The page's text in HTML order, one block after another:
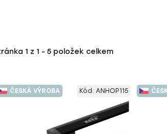
1 z 1 - 5 položek celkem
ČESKÁ VÝROBA Kód: ANHOP115